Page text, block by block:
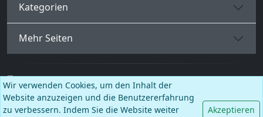
Kategorien
Mehr Seiten
Facebook Instagram TikTok
Deutsch
Wir verwenden Cookies, um den Inhalt der
Website anzuzeigen und die Benutzererfahrung
zu verbessern. Indem Sie die Website weiter
Akzeptieren